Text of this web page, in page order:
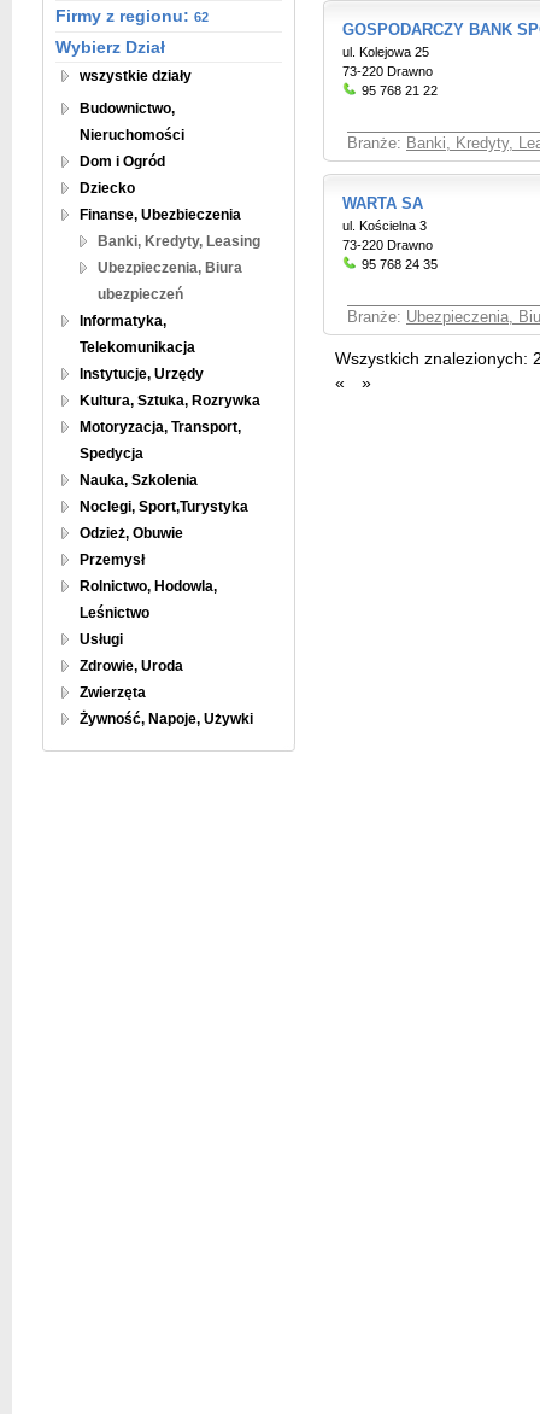
Firmy z regionu: 62
Wybierz Dział
wszystkie działy
Budownictwo,
Nieruchomości
Dom i Ogród
Dziecko
Finanse, Ubezbieczenia
Banki, Kredyty, Leasing
Ubezpieczenia, Biura
ubezpieczeń
Informatyka,
Telekomunikacja
Instytucje, Urzędy
Kultura, Sztuka, Rozrywka
Motoryzacja, Transport,
Spedycja
Nauka, Szkolenia
Noclegi, Sport,Turystyka
Odzież, Obuwie
Przemysł
Rolnictwo, Hodowla,
Leśnictwo
Usługi
Zdrowie, Uroda
Zwierzęta
Żywność, Napoje, Używki
GOSPODARCZY BANK
ul. Kolejowa 25
73-220 Drawno
95 768 21 22
Branże: Banki, Kredyty,
WARTA SA
ul. Kościelna 3
73-220 Drawno
95 768 24 35
Branże: Ubezpieczenia,
Wszystkich znalezionych:
«
»